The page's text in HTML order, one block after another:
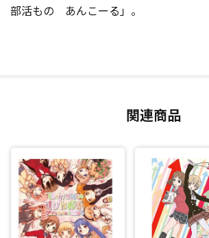
部活もの あんこーる」。
関連商品